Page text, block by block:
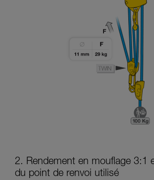
2. Rendement en mouflage 3:1
du point de renvoi utilisé